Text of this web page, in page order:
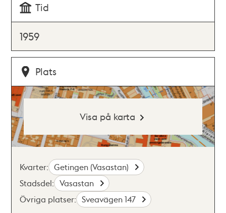
Tid
1959
Plats
Visa på karta
Kvarter: Getingen (Vasastan)
Stadsdel: Vasastan
Övriga platser: Sveavägen 147